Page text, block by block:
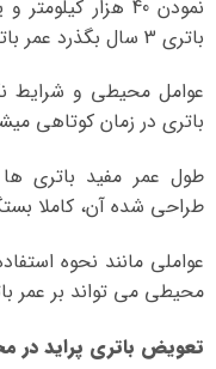
نمودن 40 هزار
باتری 3 سال بگذرد عمر باتری تمام میشود.
عوامل محیطی و شرایط
باتری در زمان کوتاهی
طول عمر مفید باتری
طراحی شده آن، کاملا
عواملی مانند نحوه
محیطی می تواند بر عمر
تعویض باتری پراید در